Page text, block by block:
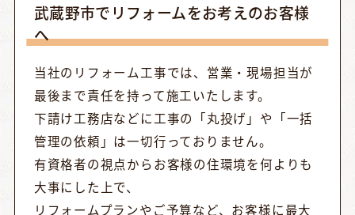
武蔵野市でリフォームをお考えのお客様
へ
当社のリフォーム工事では、営業・現場担当が
最後まで責任を持って施工いたします。
下請け工務店などに工事の「丸投げ」や「一括
管理の依頼」は一切行っておりません。
有資格者の視点からお客様の住環境を何よりも
大事にした上で、
リフォームプランやご予算など、お客様に最大